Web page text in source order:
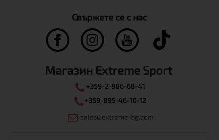
Свържете се с нас
Магазин Extreme Sport
+359-2-986-68-41
+359-895-46-10-12
sales@extreme-bg.com